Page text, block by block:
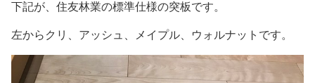
下記が、住友林業の標準仕様の突板です。
左からクリ、アッシュ、メイプル、ウォルナットです。